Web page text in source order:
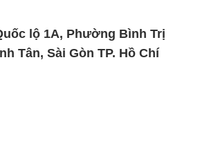
lộ 1A, Phường Bình Trị
Tân, Sài Gòn TP. Hồ Chí